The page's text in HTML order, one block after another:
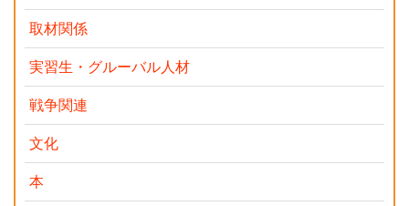
取材関係
実習生・グルーバル人材
戦争関連
文化
本